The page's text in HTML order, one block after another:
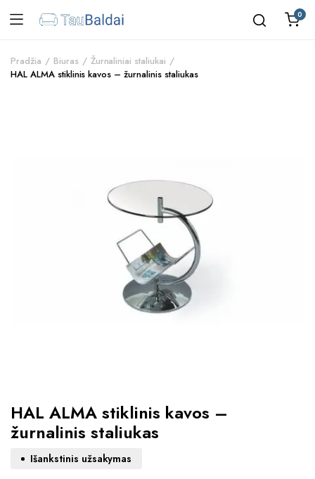
0
Pradžia Biuras
Žurnaliniai staliukai
HAL ALMA stiklinis kavos – žurnalinis staliukas
HAL ALMA stiklinis kavos –
žurnalinis staliukas
Išankstinis užsakymas